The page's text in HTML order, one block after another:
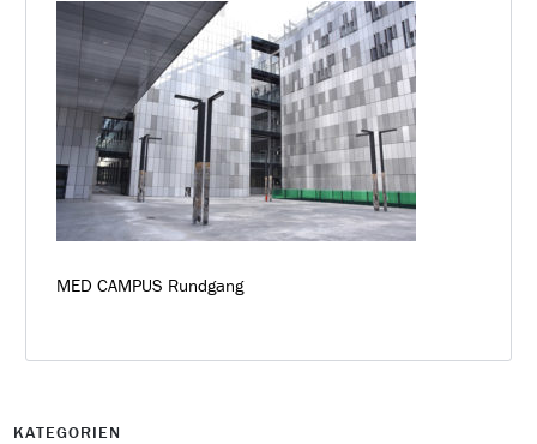
MED CAMPUS Rundgang
KATEGORIEN